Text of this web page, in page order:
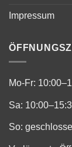
Impressum
Mo-Fr:
Sa:
So: